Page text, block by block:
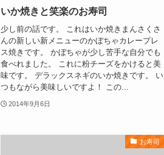
いか焼きと笑楽のお寿司
少し前の話です。 これはいか焼きまんさくさ
んの新しい新メニューのかぼちゃカレープレ
ス焼きです。 かぼちゃが少し苦手な自分でも
食べれました。 これに粉チーズをかけると美
味です。 デラックスネギのいか焼きです。 い
つもながら美味しいですよ！ この...
2014年9月6日
お寿司